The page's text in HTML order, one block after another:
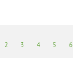
2 3 4 5 6